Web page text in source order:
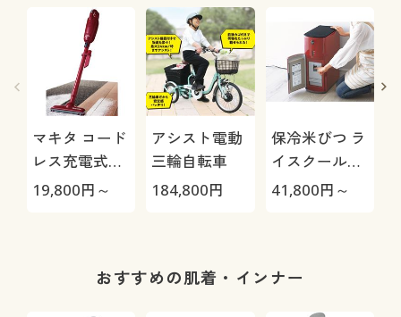
マキタ コード
レス充電式ク
リーナー
19,800円～
アシスト電動
三輪自転車
184,800円
保冷米びつ ラ
イスクール
HRC-
41,800円～
おすすめの肌着・インナー